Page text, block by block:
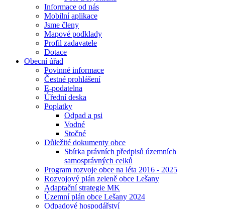
Informace od nás
Mobilní aplikace
Jsme členy
Mapové podklady
Profil zadavatele
Dotace
Obecní úřad
Povinné informace
Čestné prohlášení
E-podatelna
Úřední deska
Poplatky
Odpad a psi
Vodné
Stočné
Důležité dokumenty obce
Sbírka právních předpisů územních
samosprávných celků
Program rozvoje obce na léta 2016 - 2025
Rozvojový plán zeleně obce Lešany
Adaptační strategie MK
Územní plán obce Lešany 2024
Odpadové hospodářství